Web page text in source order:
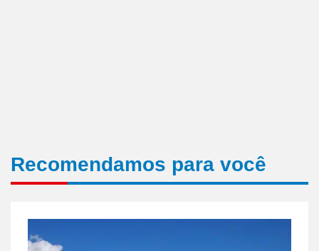
Recomendamos para você